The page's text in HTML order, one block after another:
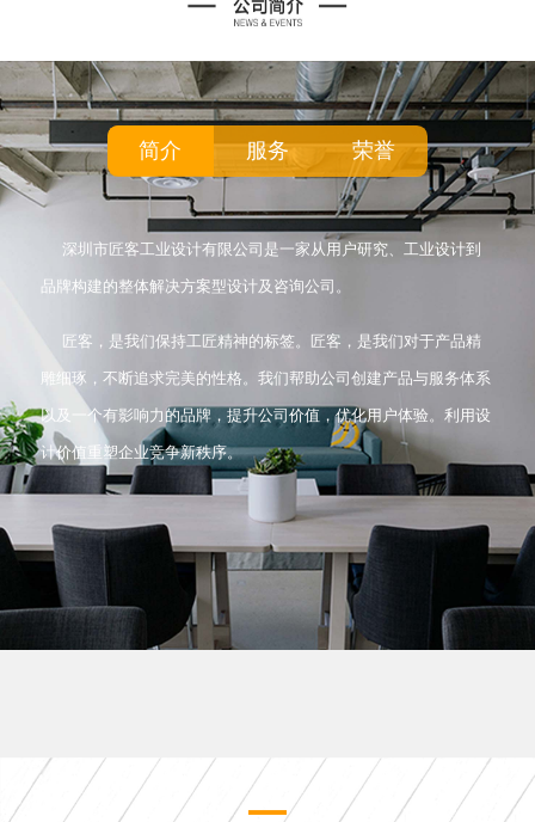
简介 服务 荣誉
深圳市匠客工业设计有限公司是一家从用户研究、工业设计到
品牌构建的整体解决方案型设计及咨询公司。
匠客，是我们保持工匠精神的标签。匠客，是我们对于产品精
雕细琢，不断追求完美的性格。我们帮助公司创建产品与服务体系
以及一个有影响力的品牌，提升公司价值，优化用户体验。利用设
计价值重塑企业竞争新秩序。